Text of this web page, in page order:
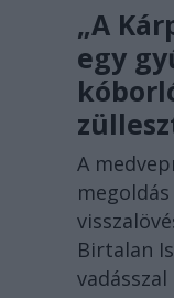
„A
egy
A
Birtalan